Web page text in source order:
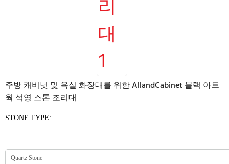
주방 캐비닛 및 욕실 화장대를 위한 AllandCabinet 블랙 아트
웍 석영 스톤 조리대
STONE TYPE: